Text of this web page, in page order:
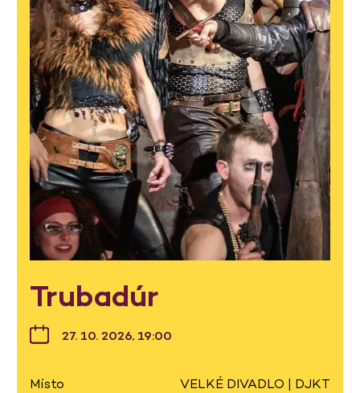
Trubadúr
27. 10. 2026, 19:00
Místo VELKÉ DIVADLO | DJKT